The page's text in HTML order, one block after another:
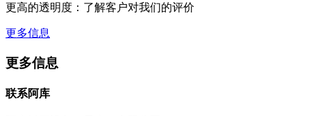
更高的透明度：了解客户对我们的评价
更多信息
更多信息
联系阿库